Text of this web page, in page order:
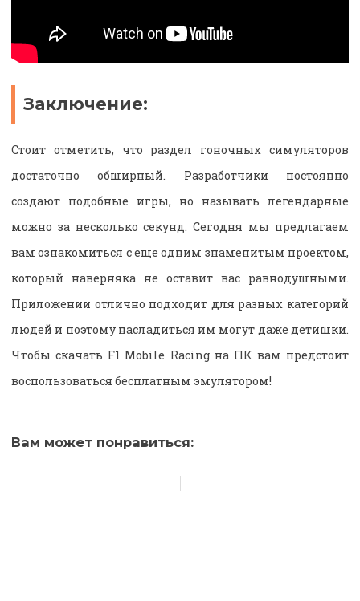
Заключение:
Стоит отметить, что раздел гоночных симуляторов
достаточно обширный. Разработчики постоянно
создают подобные игры, но называть легендарные
можно за несколько секунд. Сегодня мы предлагаем
вам ознакомиться с еще одним знаменитым проектом,
который наверняка не оставит вас равнодушными.
Приложении отлично подходит для разных категорий
людей и поэтому насладиться им могут даже детишки.
Чтобы скачать F1 Mobile Racing на ПК вам предстоит
воспользоваться бесплатным эмулятором!
Вам может понравиться: